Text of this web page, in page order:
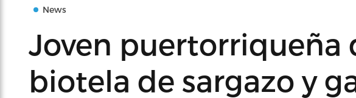
News
Joven puertorriqueña
biotela de sargazo y